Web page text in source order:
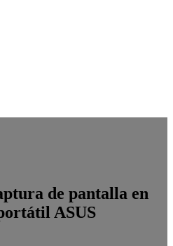
de pantalla en
ASUS